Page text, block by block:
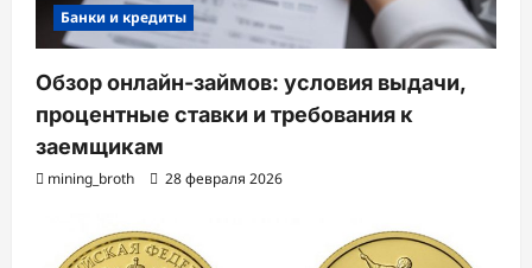
Банки и кредиты
Обзор онлайн-займов: условия выдачи,
процентные ставки и требования к
заемщикам
mining_broth 28 февраля 2026